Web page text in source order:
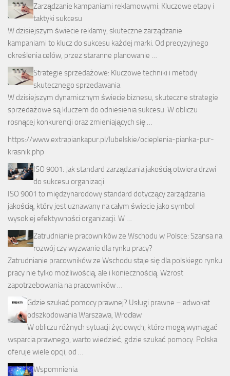
Zarządzanie kampaniami reklamowymi: Kluczowe etapy i
taktyki sukcesu
W dzisiejszym świecie reklamy, skuteczne zarządzanie
kampaniami to klucz do sukcesu każdej marki. Od precyzyjnego
określenia celów, przez staranne planowanie …
Strategie sprzedażowe: Kluczowe techniki i metody
skutecznego sprzedawania
W dzisiejszym dynamicznym świecie biznesu, skuteczne strategie
sprzedażowe są kluczem do odniesienia sukcesu. W obliczu
rosnącej konkurencji oraz zmieniających się …
https://www.extrapiankapur.pl/lubelskie/ocieplenia-pianka-pur-
krasnik.php
ISO 9001: Jak standard zarządzania jakością otwiera drzwi
do sukcesu organizacji
ISO 9001 to międzynarodowy standard dotyczący zarządzania
jakością, który jest uznawany na całym świecie jako symbol
wysokiej efektywności organizacji. W …
Zatrudnianie pracowników ze Wschodu w Polsce: Szansa na
rozwój czy wyzwanie dla rynku pracy?
Zatrudnianie pracowników ze Wschodu staje się dla polskiego rynku
pracy nie tylko możliwością, ale i koniecznością. Wzrost
zapotrzebowania na pracowników …
Gdzie szukać pomocy prawnej? Usługi prawne – adwokat
odszkodowania Warszawa, Wrocław
W obliczu różnych sytuacji życiowych, które mogą wymagać
wsparcia prawnego, warto wiedzieć, gdzie szukać pomocy. Polska
oferuje wiele opcji, od …
Wspomnienia